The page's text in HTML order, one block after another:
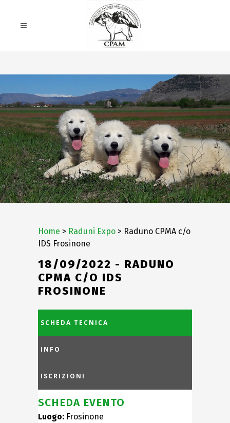
Home > Raduni Expo > Raduno CPMA c/o
IDS Frosinone
18/09/2022 - RADUNO
CPMA C/O IDS
FROSINONE
SCHEDA TECNICA
INFO
ISCRIZIONI
SCHEDA EVENTO
Luogo: Frosinone